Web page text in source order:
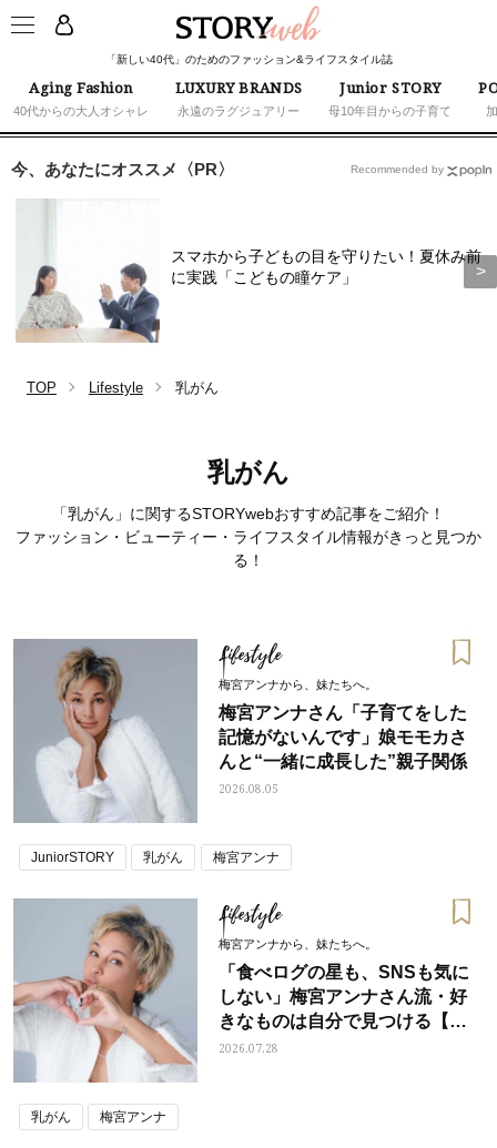
「新しい40代」のためのファッション&ライフスタイル誌
Aging Fashion
40代からの大人オシャレ
LUXURY BRANDS
永遠のラグジュアリー
Junior STORY
母10年目からの子育て
ママとパパに贈る「ジェンダーレ
ス学」
今、あなたにオススメ〈PR〉
スマホから子どもの目を守りたい！夏休み前
に実践「こどもの瞳ケア」
Recommended by
TOP Lifestyle 乳がん
乳がん
「乳がん」に関するSTORYwebおすすめ記事をご紹介！
ファッション・ビューティー・ライフスタイル情報がきっと見つか
る！
Lifestyle
梅宮アンナから、妹たちへ。
梅宮アンナさん「子育てをした
記憶がないんです」娘モモカさ
んと“一緒に成長した”親子関係
2026.08.05
JuniorSTORY 乳がん 梅宮アンナ
Lifestyle
梅宮アンナから、妹たちへ。
「食べログの星も、SNSも気に
しない」梅宮アンナさん流・好
きなものは自分で見つける【自
分軸】
2026.07.28
乳がん 梅宮アンナ